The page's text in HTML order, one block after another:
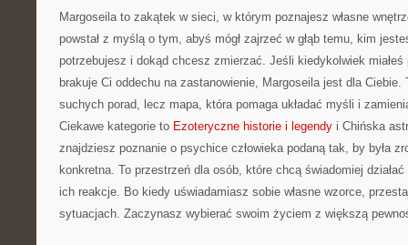
Margoseila to zakątek w sieci, w którym poznajesz własne
powstał z myślą o tym, abyś mógł zajrzeć w głąb temu, kim
potrzebujesz i dokąd chcesz zmierzać. Jeśli kiedykolwiek
brakuje Ci oddechu na zastanowienie, Margoseila jest dla
suchych porad, lecz mapa, która pomaga układać myśli i
Ciekawe kategorie to Ezoteryczne historie i legendy i Chińska
znajdziesz poznanie o psychice człowieka podaną tak, by była
konkretna. To przestrzeń dla osób, które chcą świadomiej
ich reakcje. Bo kiedy uświadamiasz sobie własne wzorce,
sytuacjach. Zaczynasz wybierać swoim życiem z większą